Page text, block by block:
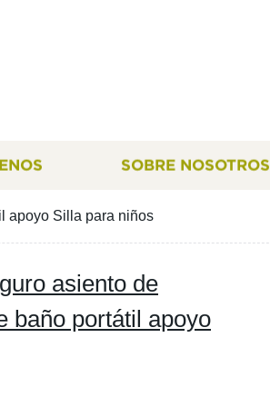
SOBRE NOSOTROS
apoyo Silla para niños
asiento de
baño portátil apoyo